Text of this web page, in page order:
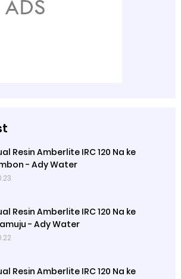
Resin Amberlite IRC 120 Na ke
- Ady Water
Resin Amberlite IRC 120 Na ke
- Ady Water
Resin Amberlite IRC 120 Na ke